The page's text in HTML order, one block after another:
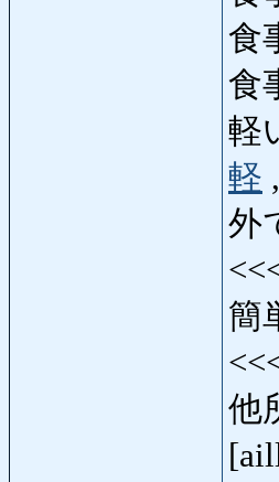
食
食
軽
軽 ,
外
簡
他